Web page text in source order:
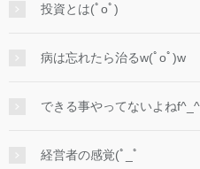
投資とは(ﾟoﾟ)
病は忘れたら治るw(ﾟoﾟ)w
できる事やってないよね
経営者の感覚(ﾟ_ﾟ